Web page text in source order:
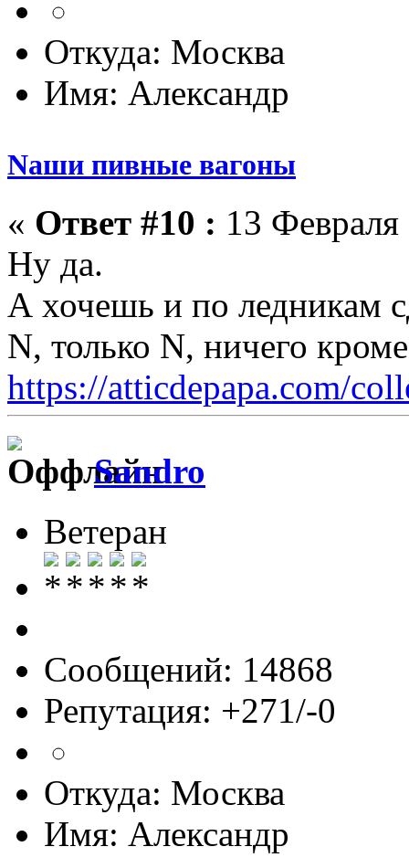
Откуда: Москва
Имя: Александр
Nаши пивные вагоны
« Ответ #10 : 13
Ну да.
А хочешь и по ледникам
N, только N, ничего
https://atticdepapa.com/
Sandro
Ветеран
Сообщений: 14868
Репутация: +271/-0
Откуда: Москва
Имя: Александр